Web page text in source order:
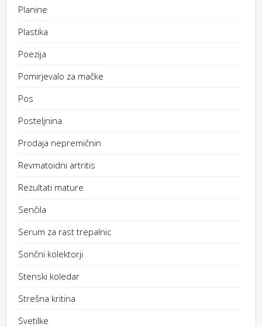
Planine
Plastika
Poezija
Pomirjevalo za mačke
Pos
Posteljnina
Prodaja nepremičnin
Revmatoidni artritis
Rezultati mature
Senčila
Serum za rast trepalnic
Sončni kolektorji
Stenski koledar
Strešna kritina
Svetilke